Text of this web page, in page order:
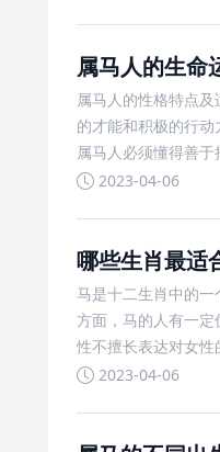
属马人的生命
属马人的性格特点
的才能和积极的行
属马人必须懂得善
2023-04-06
哪些生肖最适
马是十二生肖中的
方面，马的人有一
性不擅长表达对女
2023-04-06